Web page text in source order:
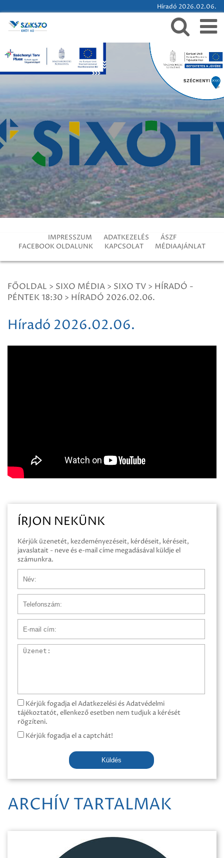
Híradó 2026.02.06.
IMPRESSZUM ADATKEZELÉS
ÁSZF
FACEBOOK OLDALUNK
KAPCSOLAT MÉDIAAJÁNLAT
FŐOLDAL > SIXO MÉDIA > SIXO TV > HÍRADÓ -
PÉNTEK 18:30 > HÍRADÓ 2026.02.06.
Híradó 2026.02.06.
ÍRJON NEKÜNK
Kérjük üzenetét, kezdeményezéseit, kérdéseit, kéréseit,
javaslatait - neve és e-mail címe megadásával küldje el
számunkra.
Üzenet
Kérjük fogadja el Adatkezelési és Adatvédelmi
tájékoztatót, ellenkező esetben nem tudjuk a kérését
rögzíteni.
Kérjük fogadja el a captchát!
Küldés
ARCHÍV TARTALMAK